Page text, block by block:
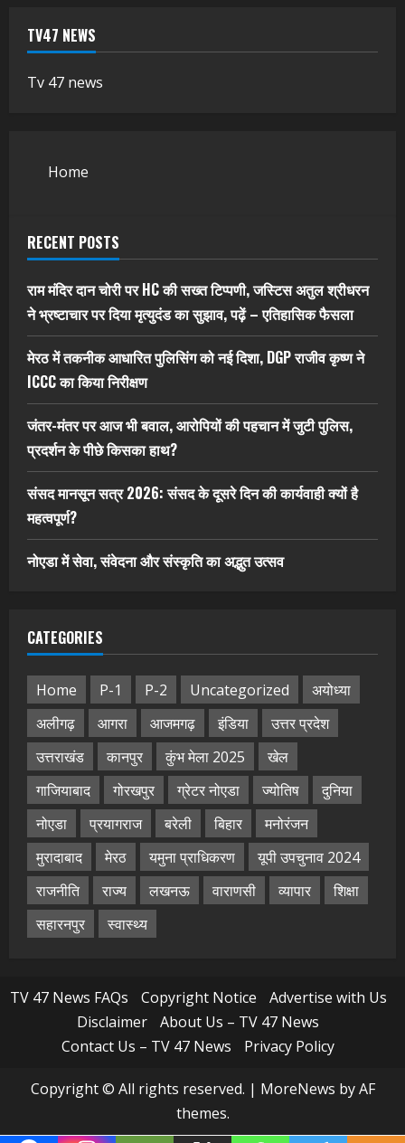
TV47 NEWS
Tv 47 news
Home
RECENT POSTS
राम मंदिर दान चोरी पर HC की सख्त टिप्पणी, जस्टिस अतुल श्रीधरन
ने भ्रष्टाचार पर द‍िया मृत्युदंड का सुझाव, पढ़ें – एत‍िहास‍िक फैसला
मेरठ में तकनीक आधारित पुलिसिंग को नई दिशा, DGP राजीव कृष्ण ने
ICCC का किया निरीक्षण
जंतर-मंतर पर आज भी बवाल, आरोपियों की पहचान में जुटी पुलिस,
प्रदर्शन के पीछे किसका हाथ?
संसद मानसून सत्र 2026: संसद के दूसरे दिन की कार्यवाही क्यों है
महत्वपूर्ण?
नोएडा में सेवा, संवेदना और संस्कृति का अद्भुत उत्सव
CATEGORIES
Home P-1 P-2 Uncategorized
अयोध्या
अलीगढ़
आगरा आजमगढ़ इंडिया
उत्तर प्रदेश
उत्तराखंड
कानपुर कुंभ मेला 2025
खेल
गाजियाबाद
गोरखपुर ग्रेटर नोएडा ज्योतिष
दुनिया
नोएडा
प्रयागराज बरेली बिहार
मनोरंजन
मुरादाबाद
मेरठ यमुना प्राधिकरण
यूपी उपचुनाव 2024
राजनीति
राज्य लखनऊ वाराणसी व्यापार
शिक्षा
सहारनपुर
स्वास्थ्य
TV 47 News FAQs Copyright Notice
Advertise with Us
Disclaimer
About Us – TV 47 News
Contact Us – TV 47 News
Privacy Policy
Copyright © All rights reserved. | MoreNews by AF
themes.